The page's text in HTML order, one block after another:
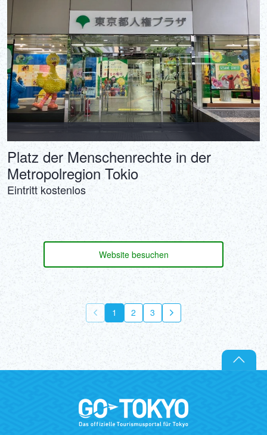
Platz der Menschenrechte in der
Metropolregion Tokio
Eintritt kostenlos
Website besuchen
1 2 3